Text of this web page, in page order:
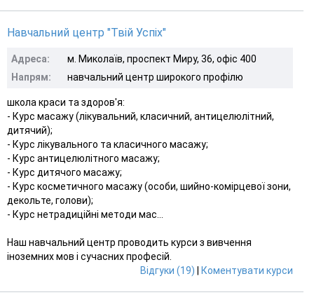
Навчальний центр "Твій Успіх"
Адреса:
м. Миколаїв, проспект Миру, 36, офіс 400
Напрям:
навчальний центр широкого профілю
школа краси та здоров'я:
- Курс масажу (лікувальний, класичний, антицелюлітний,
дитячий);
- Курс лікувального та класичного масажу;
- Курс антицелюлітного масажу;
- Курс дитячого масажу;
- Курс косметичного масажу (особи, шийно-комірцевої зони,
декольте, голови);
- Курс нетрадиційні методи мас...
Наш навчальний центр проводить курси з вивчення
іноземних мов і сучасних професій.
Відгуки (19)
Коментувати курси